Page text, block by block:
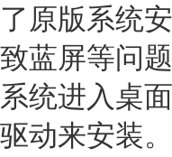
了原版系统
致蓝屏等问
系统进入桌
驱动来安装。